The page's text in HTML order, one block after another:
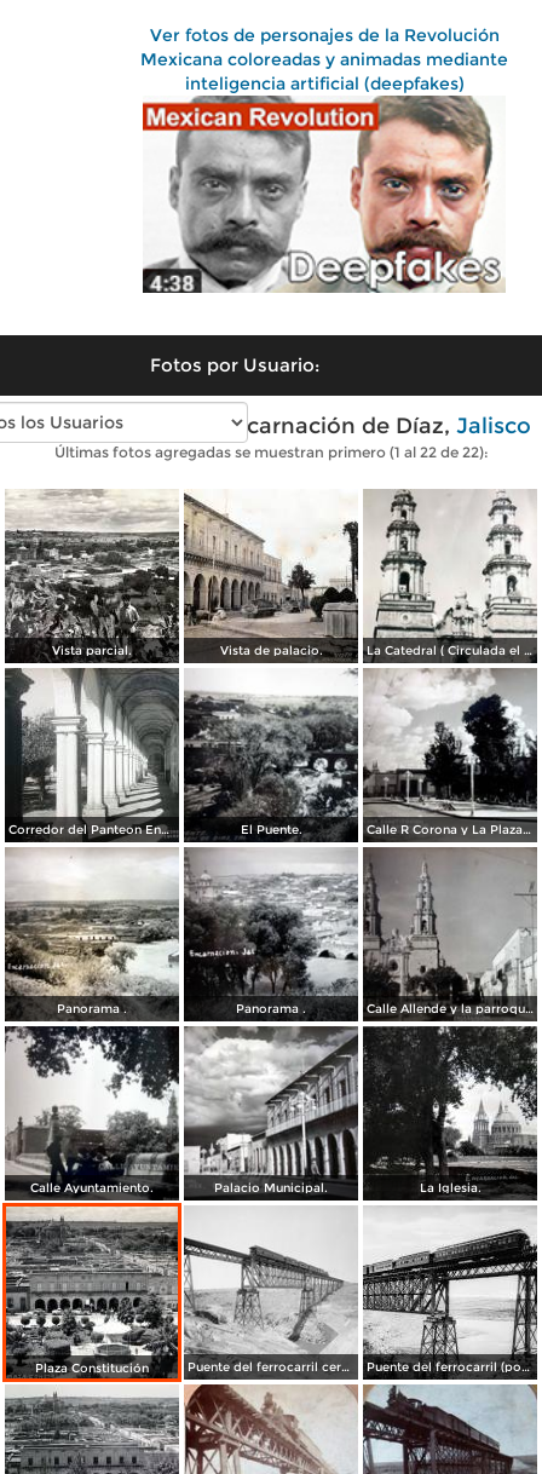
Ver fotos de personajes de la Revolución
Mexicana coloreadas y animadas mediante
inteligencia artificial (deepfakes)
Fotos por Usuario:
Fotos antiguas de Encarnación de Díaz, Jalisco
Últimas fotos agregadas se muestran primero (1 al 22 de 22):
Vista parcial. Vista de palacio. La Catedral ( Circulada el 25 de Febrero de 1933 )
Corredor del Panteon Encarnación de Díaz, Jalisco. El Puente. Calle R Corona y La Plaza Constitucion.
Panorama . Panorama . Calle Allende y la parroquia.
Calle Ayuntamiento. Palacio Municipal. La Iglesia.
Plaza Constitución Puente del ferrocarril cerca de Encarnación (por William Henry Jackson, c. 1887) Puente del ferrocarril (por William Henry Jackson, c. 1887)